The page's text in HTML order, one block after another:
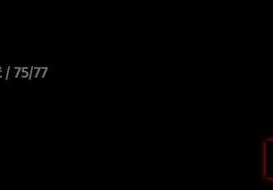
/ 75/77